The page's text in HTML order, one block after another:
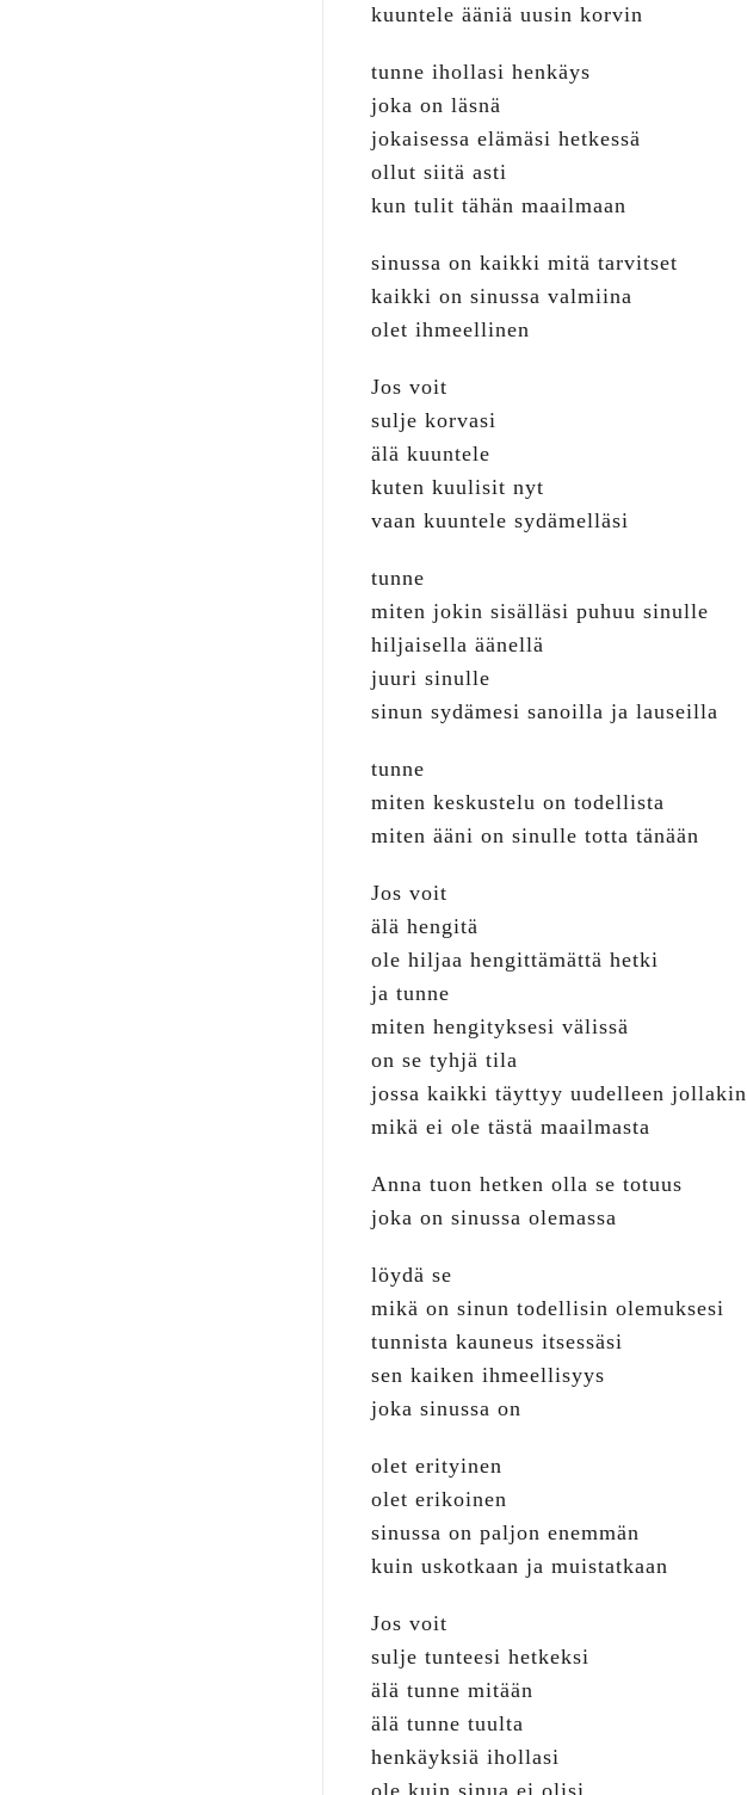
kuuntele ääniä uusin korvin
tunne ihollasi henkäys
joka on läsnä
jokaisessa elämäsi hetkessä
ollut siitä asti
kun tulit tähän maailmaan
sinussa on kaikki mitä tarvitset
kaikki on sinussa valmiina
olet ihmeellinen
Jos voit
sulje korvasi
älä kuuntele
kuten kuulisit nyt
vaan kuuntele sydämelläsi
tunne
miten jokin sisälläsi puhuu sinulle
hiljaisella äänellä
juuri sinulle
sinun sydämesi sanoilla ja lauseilla
tunne
miten keskustelu on todellista
miten ääni on sinulle totta tänään
Jos voit
älä hengitä
ole hiljaa hengittämättä hetki
ja tunne
miten hengityksesi välissä
on se tyhjä tila
jossa kaikki täyttyy uudelleen jollakin
mikä ei ole tästä maailmasta
Anna tuon hetken olla se totuus
joka on sinussa olemassa
löydä se
mikä on sinun todellisin olemuksesi
tunnista kauneus itsessäsi
sen kaiken ihmeellisyys
joka sinussa on
olet erityinen
olet erikoinen
sinussa on paljon enemmän
kuin uskotkaan ja muistatkaan
Jos voit
sulje tunteesi hetkeksi
älä tunne mitään
älä tunne tuulta
henkäyksiä ihollasi